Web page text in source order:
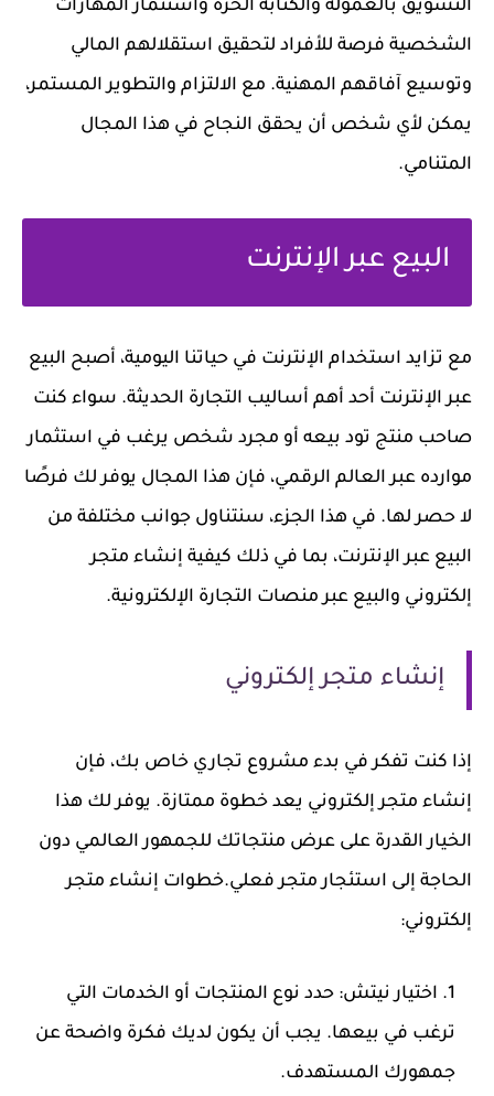
التسويق بالعمولة والكتابة الحرة واستثمار المهارات
الشخصية فرصة للأفراد لتحقيق استقلالهم المالي
وتوسيع آفاقهم المهنية. مع الالتزام والتطوير المستمر،
يمكن لأي شخص أن يحقق النجاح في هذا المجال
المتنامي.
البيع عبر الإنترنت
مع تزايد استخدام الإنترنت في حياتنا اليومية، أصبح البيع
عبر الإنترنت أحد أهم أساليب التجارة الحديثة. سواء كنت
صاحب منتج تود بيعه أو مجرد شخص يرغب في استثمار
موارده عبر العالم الرقمي، فإن هذا المجال يوفر لك فرصًا
لا حصر لها. في هذا الجزء، سنتناول جوانب مختلفة من
البيع عبر الإنترنت، بما في ذلك كيفية إنشاء متجر
إلكتروني والبيع عبر منصات التجارة الإلكترونية.
إنشاء متجر إلكتروني
إذا كنت تفكر في بدء مشروع تجاري خاص بك، فإن
إنشاء متجر إلكتروني يعد خطوة ممتازة. يوفر لك هذا
الخيار القدرة على عرض منتجاتك للجمهور العالمي دون
الحاجة إلى استئجار متجر فعلي.خطوات إنشاء متجر
إلكتروني:
اختيار نيتش: حدد نوع المنتجات أو الخدمات التي
ترغب في بيعها. يجب أن يكون لديك فكرة واضحة عن
جمهورك المستهدف.